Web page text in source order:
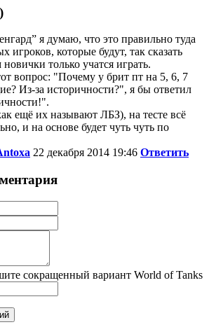
я думаю, что это правильно туда
игроков, которые будут, так сказать
только учатся играть.
вопрос: "Почему у брит пт на 5, 6, 7
Из-за историчности?", я бы ответил
ещё их называют ЛБЗ), на тесте всё
и на основе будет чуть чуть по
22 декабря 2014 19:46 Ответить
сокращенный вариант World of Tanks